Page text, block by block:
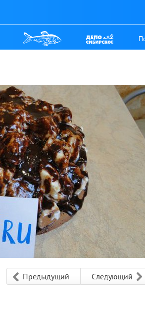
Предыдущий Следующий